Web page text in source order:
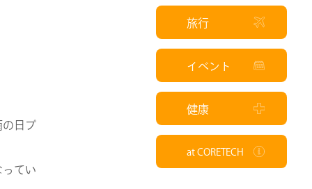
の日プ
てい
旅行
イベント
健康
at CORETECH